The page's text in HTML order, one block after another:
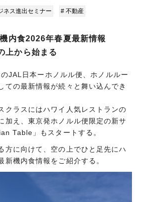
ネス進出セミナー # 不動産
内食2026年春夏最新情報
上から始まる
JAL日本ーホノルル便、ホノルルー
ての最新情報が続々と舞い込んでき
クラスにはハワイ人気レストランの
加え、東京発ホノルル便限定の新サ
Table」もスタートする。
方に向けて、空の上でひと足先にハ
新機内食情報をご紹介する。